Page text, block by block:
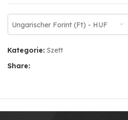
Ungarischer Forint (Ft) - HUF
Kategorie: Szett
Share: